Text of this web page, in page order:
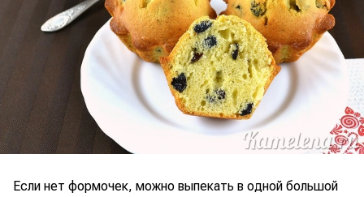
Если нет формочек, можно выпекать в одной большой